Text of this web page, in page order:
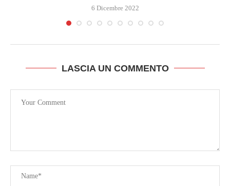
6 Dicembre 2022
LASCIA UN COMMENTO